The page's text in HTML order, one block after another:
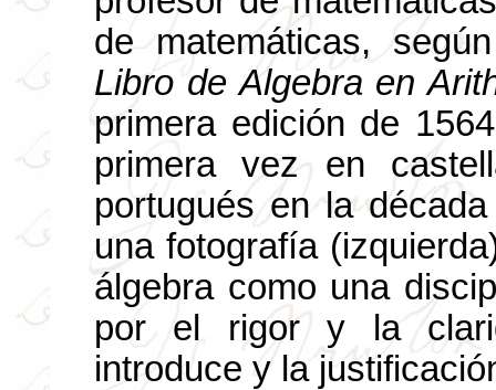
de matemáticas,
Libro de Algebra en
primera edición de
primera vez en
portugués en la
una fotografía
álgebra como una
por el rigor y la
introduce y la